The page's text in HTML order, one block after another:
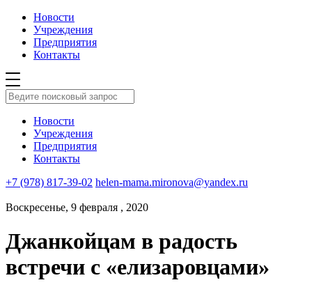
Новости
Учреждения
Предприятия
Контакты
Новости
Учреждения
Предприятия
Контакты
+7 (978) 817-39-02 helen-mama.mironova@yandex.ru
Воскресенье, 9 февраля , 2020
Джанкойцам в радость
встречи с «елизаровцами»